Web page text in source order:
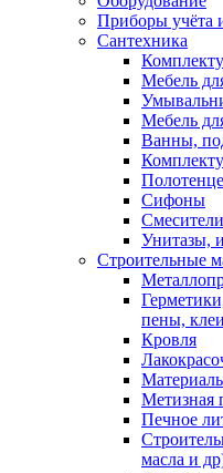
Приборы
Сантехника
Мебель
Мебель
Ванны,
Сифоны
Смесители
Унитазы,
Строительные
пены, клеи
Кровля
Метизная
Печное
масла и